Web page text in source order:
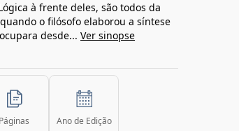
à frente deles, são todos da
o filósofo elaborou a síntese
desde... Ver sinopse
Páginas Ano de Edição